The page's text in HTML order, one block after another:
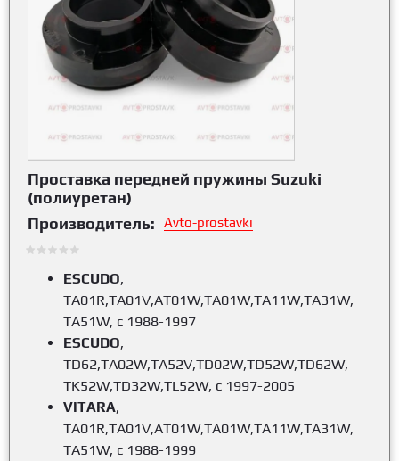
Проставка передней пружины Suzuki
(полиуретан)
Производитель:
Avto-prostavki
ESCUDO,
TA01R,TA01V,AT01W,TA01W,TA11W,TA31W,
TA51W, c 1988-1997
ESCUDO,
TD62,TA02W,TA52V,TD02W,TD52W,TD62W,
TK52W,TD32W,TL52W, c 1997-2005
VITARA,
TA01R,TA01V,AT01W,TA01W,TA11W,TA31W,
TA51W, c 1988-1999